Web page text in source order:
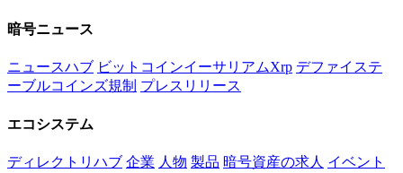
暗号ニュース
ニュースハブ ビットコインイーサリアムXrp デファイ ステ
ーブルコインズ規制 プレスリリース
エコシステム
ディレクトリハブ 企業 人物 製品 暗号資産の求人 イベント